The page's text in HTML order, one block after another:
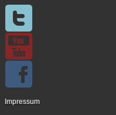
Impressum